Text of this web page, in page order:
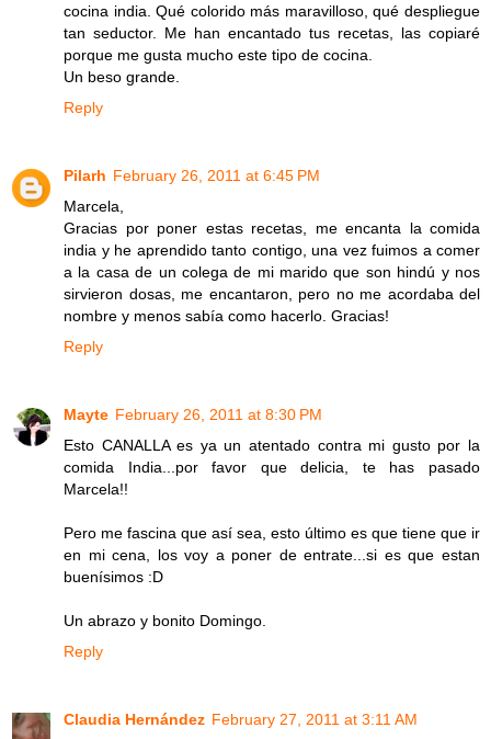
cocina india. Qué colorido más maravilloso, qué despliegue
tan seductor. Me han encantado tus recetas, las copiaré
porque me gusta mucho este tipo de cocina.
Un beso grande.
Reply
Pilarh February 26, 2011 at 6:45 PM
Marcela,
Gracias por poner estas recetas, me encanta la comida
india y he aprendido tanto contigo, una vez fuimos a comer
a la casa de un colega de mi marido que son hindú y nos
sirvieron dosas, me encantaron, pero no me acordaba del
nombre y menos sabía como hacerlo. Gracias!
Reply
Mayte February 26, 2011 at 8:30 PM
Esto CANALLA es ya un atentado contra mi gusto por la
comida India...por favor que delicia, te has pasado
Marcela!!
Pero me fascina que así sea, esto último es que tiene que ir
en mi cena, los voy a poner de entrate...si es que estan
buenísimos :D
Un abrazo y bonito Domingo.
Reply
Claudia Hernández February 27, 2011 at 3:11 AM